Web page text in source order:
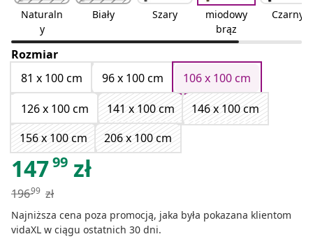
Naturaln
y
Biały Szary
miodowy
brąz
Czarny
Rozmiar
81 x 100 cm
96 x 100 cm
106 x 100 cm
126 x 100 cm
141 x 100 cm
146 x 100 cm
156 x 100 cm
206 x 100 cm
14799 zł
19699 zł
Najniższa cena poza promocją, jaka była pokazana klientom
vidaXL w ciągu ostatnich 30 dni.